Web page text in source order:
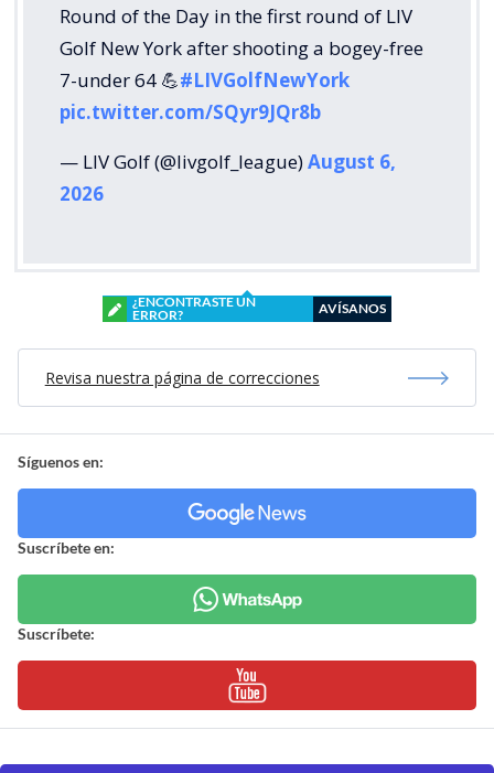
Round of the Day in the first round of LIV
Golf New York after shooting a bogey-free
7-under 64 💪#LIVGolfNewYork
pic.twitter.com/SQyr9JQr8b
— LIV Golf (@livgolf_league)August 6,
2026
¿ENCONTRASTE UN
ERROR?
AVÍSANOS
Revisa nuestra página de correcciones
Síguenos en:
Suscríbete en:
Suscríbete: